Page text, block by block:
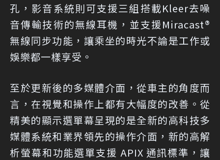
孔，影音系統則可支援三組搭載Kleer去噪
音傳輸技術的無線耳機，並支援Miracast®
無線同步功能，讓乘坐的時光不論是工作或
娛樂都一樣享受。
至於更新後的多媒體介面，從車主的角度而
言，在視覺和操作上都有大幅度的改善。從
精美的顯示選單幕呈現的是全新的高科技多
媒體系統和業界領先的操作介面，新的高解
析螢幕和功能選單支援 APIX 通訊標準，讓